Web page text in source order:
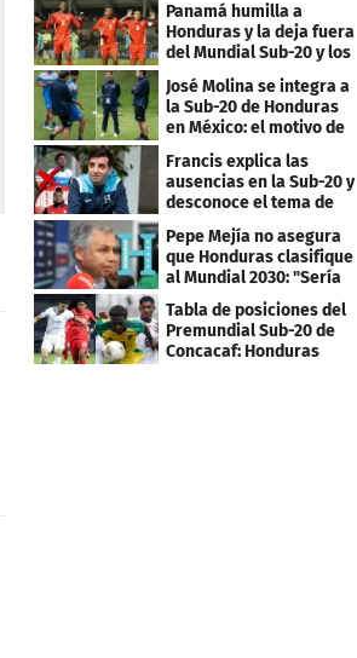
Panamá humilla a
Honduras y la deja fuera
del Mundial Sub-20 y los
Juegos Olímpicos
José Molina se integra a
la Sub-20 de Honduras
en México: el motivo de
su viaje
Francis explica las
ausencias en la Sub-20 y
desconoce el tema de
los tiktokers
Pepe Mejía no asegura
que Honduras clasifique
al Mundial 2030: "Sería
mentir"
Tabla de posiciones del
Premundial Sub-20 de
Concacaf: Honduras